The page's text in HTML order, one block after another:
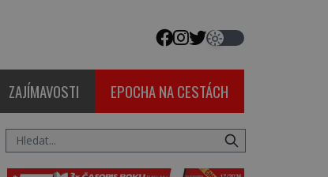
ZAJÍMAVOSTI EPOCHA NA CESTÁCH